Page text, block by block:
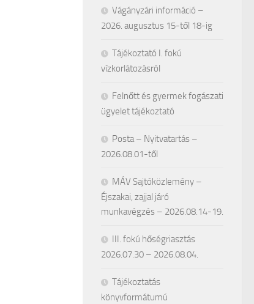
Vágányzári információ –
2026. augusztus 15-től 18-ig
Tájékoztató I. fokú
vízkorlátozásról
Felnőtt és gyermek fogászati
ügyelet tájékoztató
Posta – Nyitvatartás –
2026.08.01-től
MÁV Sajtóközlemény –
Éjszakai, zajjal járó
munkavégzés – 2026.08.14-19.
III. fokú hőségriasztás
2026.07.30 – 2026.08.04.
Tájékoztatás
könyvformátumú